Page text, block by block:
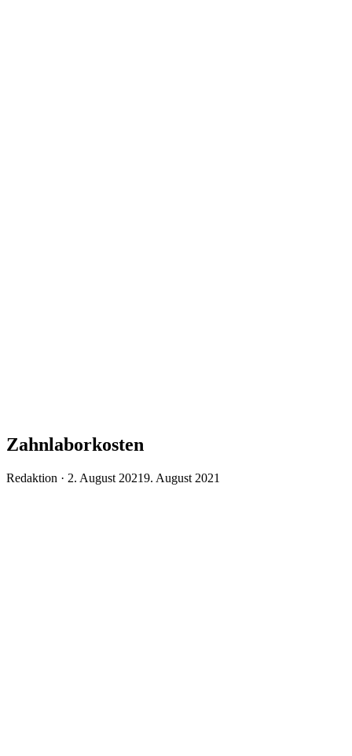
Zahnlaborkosten
Redaktion · Veröffentlicht
2. August 20219. August 2021